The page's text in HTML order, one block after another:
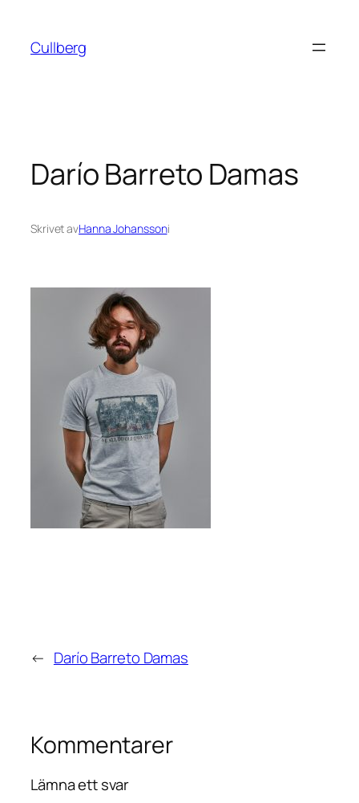
innehåll
Cullberg
Darío Barreto Damas
Skrivet avHanna Johanssoni
← Darío Barreto Damas
Kommentarer
Lämna ett svar